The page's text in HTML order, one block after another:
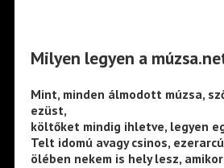
Milyen legyen a
Mint, minden álmodott múzsa,
ezüst,
költőket mindig ihletve, legyen
Telt idomú avagy csinos,
ölében nekem is hely lesz,